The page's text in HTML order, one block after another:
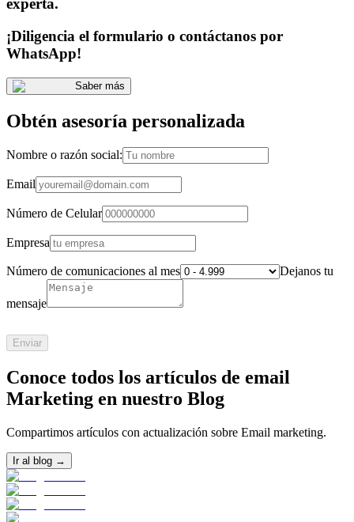
experta.
¡Diligencia el formulario o contáctanos por
WhatsApp!
Saber más
Obtén asesoría personalizada
Nombre o razón social:
Email
Número de Celular
Empresa
Número de comunicaciones al mes Dejanos tu
mensaje
Enviar
Conoce todos los artículos de email
Marketing en nuestro Blog
Compartimos artículos con actualización sobre Email marketing.
Ir al blog →